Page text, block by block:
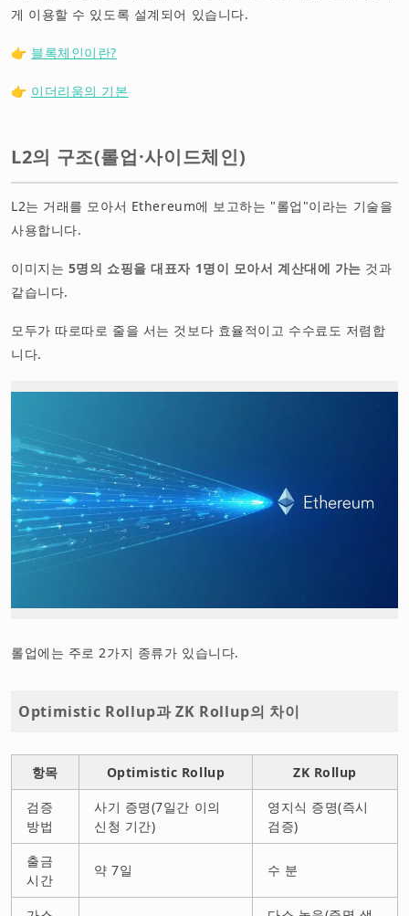
게 이용할 수 있도록 설계되어 있습니다.
👉 블록체인이란?
👉 이더리움의 기본
L2의 구조(롤업·사이드체인)
L2는 거래를 모아서 Ethereum에 보고하는 "롤업"이라는 기술을
사용합니다.
이미지는 5명의 쇼핑을 대표자 1명이 모아서 계산대에 가는 것과
같습니다.
모두가 따로따로 줄을 서는 것보다 효율적이고 수수료도 저렴합
니다.
롤업에는 주로 2가지 종류가 있습니다.
Optimistic Rollup과 ZK Rollup의 차이
항목 Optimistic Rollup
ZK Rollup
검증
방법
사기 증명(7일간 이의
신청 기간)
영지식 증명(즉시
검증)
출금
시간
약 7일 수 분